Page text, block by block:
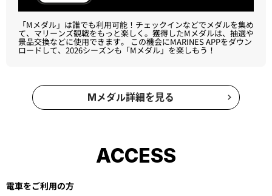
「Mメダル」は誰でも利用可能！​チェックインなどでメダルを集め
て、マリーンズ観戦をもっと楽しく。獲得したMメダルは、抽選や
景品交換などに使用できます。 この機会にMARINES APPをダウン
ロードして、2026シーズンも「Mメダル」を楽しもう！​
Mメダル詳細を見る
ACCESS
電車をご利用の方